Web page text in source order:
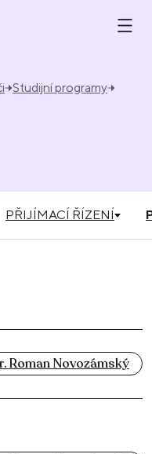
Studijní programy
PŘIJÍMACÍ ŘÍZENÍ
Roman Novozámský